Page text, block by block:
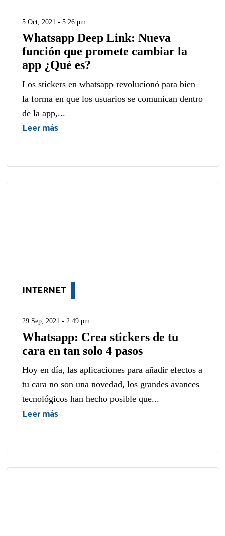
5 Oct, 2021 - 5:26 pm
Whatsapp Deep Link: Nueva
función que promete cambiar la
app ¿Qué es?
Los stickers en whatsapp revolucionó para bien
la forma en que los usuarios se comunican dentro
de la app,...
Leer más
INTERNET
29 Sep, 2021 - 2:49 pm
Whatsapp: Crea stickers de tu
cara en tan solo 4 pasos
Hoy en día, las aplicaciones para añadir efectos a
tu cara no son una novedad, los grandes avances
tecnológicos han hecho posible que...
Leer más